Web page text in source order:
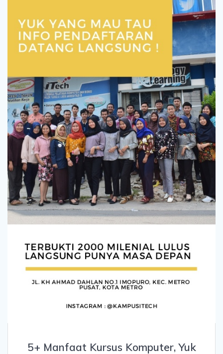
5+ Manfaat Kursus Komputer, Yuk